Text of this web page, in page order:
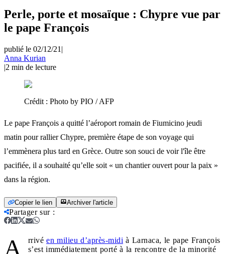
Perle, porte et mosaïque : Chypre vue par
le pape François
publié le 02/12/21 |
Anna Kurian
|2 min de lecture
Crédit : Photo by PIO / AFP
Le pape François a quitté l’aéroport romain de Fiumicino jeudi
matin pour rallier Chypre, première étape de son voyage qui
l’emmènera plus tard en Grèce. Outre son souci de voir l'île être
pacifiée, il a souhaité qu’elle soit « un chantier ouvert pour la paix »
dans la région.
Copier le lien Archiver l'article
Partager sur:
A rrivé en milieu d’après-midi à Larnaca, le pape François
s’est immédiatement porté à la rencontre de la minorité